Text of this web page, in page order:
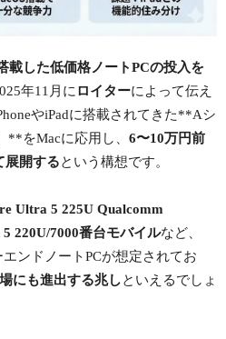
載した低価格ノートPCの投入を
年11月に ロイターによって伝え
やiPadに搭載されてきた**Aシ
**をMacに応用し、 6〜10万円前
展開するという構想です。
Ultra 5 225U Qualcomm
220U/7000番台モバイルなど、
ンドノートPCが想定されてお
にも進出する兆しといえるでしょ